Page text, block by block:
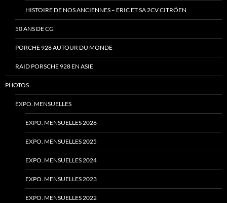
HISTOIRE DE NOS ANCIENNES – ERIC ET SA 2CV CITRÖEN
50 ANS DE CG
PORCHE 928 AUTOUR DU MONDE
RAID PORSCHE 928 EN ASIE
PHOTOS
EXPO. MENSUELLES
EXPO. MENSUELLES 2026
EXPO. MENSUELLES 2025
EXPO. MENSUELLES 2024
EXPO. MENSUELLES 2023
EXPO. MENSUELLES 2022